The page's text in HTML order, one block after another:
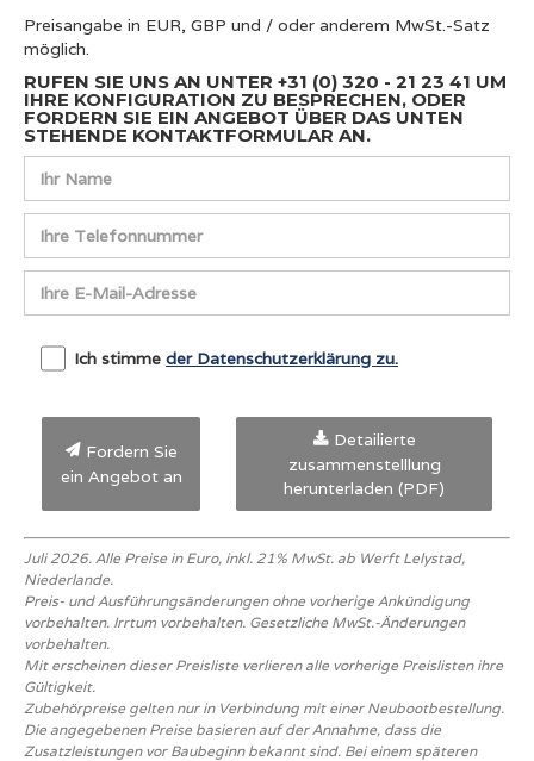
Preisangabe in EUR, GBP und / oder anderem MwSt.-Satz
möglich.
RUFEN SIE UNS AN UNTER +31 (0) 320 - 21 23 41 UM
IHRE KONFIGURATION ZU BESPRECHEN, ODER
FORDERN SIE EIN ANGEBOT ÜBER DAS UNTEN
STEHENDE KONTAKTFORMULAR AN.
Ich stimme der Datenschutzerklärung zu.
Detailierte
zusammenstelllung
herunterladen (PDF)
Fordern Sie
ein Angebot an
Juli 2026. Alle Preise in Euro, inkl. 21% MwSt. ab Werft Lelystad,
Niederlande.
Preis- und Ausführungsänderungen ohne vorherige Ankündigung
vorbehalten. Irrtum vorbehalten. Gesetzliche MwSt.-Änderungen
vorbehalten.
Mit erscheinen dieser Preisliste verlieren alle vorherige Preislisten ihre
Gültigkeit.
Zubehörpreise gelten nur in Verbindung mit einer Neubootbestellung.
Die angegebenen Preise basieren auf der Annahme, dass die
Zusatzleistungen vor Baubeginn bekannt sind. Bei einem späteren